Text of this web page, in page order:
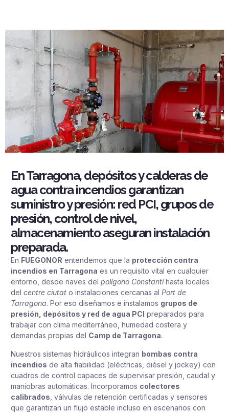
En Tarragona, depósitos y calderas de
agua contra incendios garantizan
suministro y presión: red PCI, grupos de
presión, control de nivel,
almacenamiento aseguran instalación
preparada.
En FUEGONOR entendemos que la protección contra
incendios en Tarragona es un requisito vital en cualquier
entorno, desde naves del polígono Constantíhasta locales
del centre ciutat o instalaciones cercanas al Port de
Tarragona. Por eso diseñamos e instalamos grupos de
presión, depósitos y red de agua PCI preparados para
trabajar con clima mediterráneo, humedad costera y
demandas propias del Camp de Tarragona.
Nuestros sistemas hidráulicos integran bombas contra
incendios de alta fiabilidad (eléctricas, diésel y jockey) con
cuadros de control capaces de supervisar presión, caudal y
maniobras automáticas. Incorporamos colectores
calibrados , válvulas de retención certificadas y sensores
que garantizan un flujo estable incluso en escenarios con